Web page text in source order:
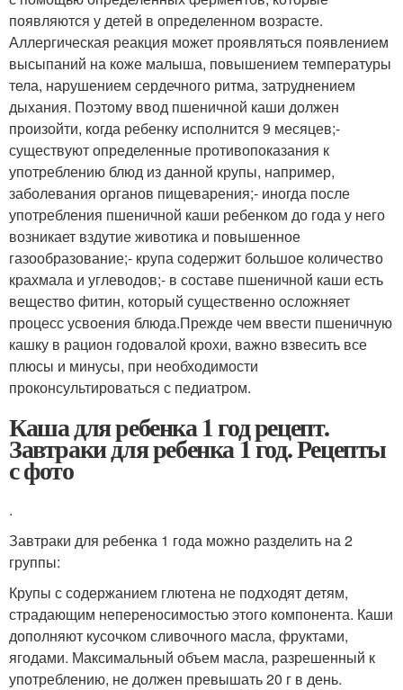
появляются у детей в определенном возрасте.
Аллергическая реакция может проявляться появлением
высыпаний на коже малыша, повышением температуры
тела, нарушением сердечного ритма, затруднением
дыхания. Поэтому ввод пшеничной каши должен
произойти, когда ребенку исполнится 9 месяцев;-
существуют определенные противопоказания к
употреблению блюд из данной крупы, например,
заболевания органов пищеварения;- иногда после
употребления пшеничной каши ребенком до года у него
возникает вздутие животика и повышенное
газообразование;- крупа содержит большое количество
крахмала и углеводов;- в составе пшеничной каши есть
вещество фитин, который существенно осложняет
процесс усвоения блюда.Прежде чем ввести пшеничную
кашку в рацион годовалой крохи, важно взвесить все
плюсы и минусы, при необходимости
проконсультироваться с педиатром.
Каша для ребенка 1 год рецепт.
Завтраки для ребенка 1 год. Рецепты
с фото
.
Завтраки для ребенка 1 года можно разделить на 2
группы:
Крупы с содержанием глютена не подходят детям,
страдающим непереносимостью этого компонента. Каши
дополняют кусочком сливочного масла, фруктами,
ягодами. Максимальный объем масла, разрешенный к
употреблению, не должен превышать 20 г в день.